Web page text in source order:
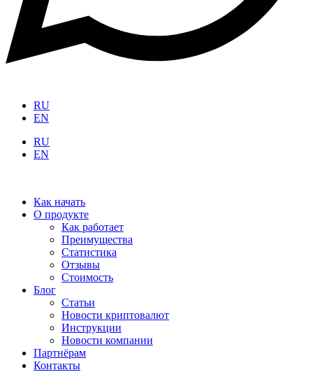
RU
EN
RU
EN
Как начать
О продукте
Как работает
Преимущества
Статистика
Отзывы
Стоимость
Блог
Статьи
Новости криптовалют
Инструкции
Новости компании
Партнёрам
Контакты